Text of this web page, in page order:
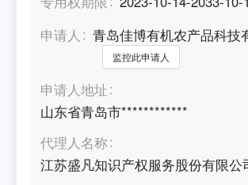
申请人
青岛佳博有机农产品科技
监控此申请人
申请人地址
山东省青岛市************
代理人名称
江苏盛凡知识产权服务股份有限公